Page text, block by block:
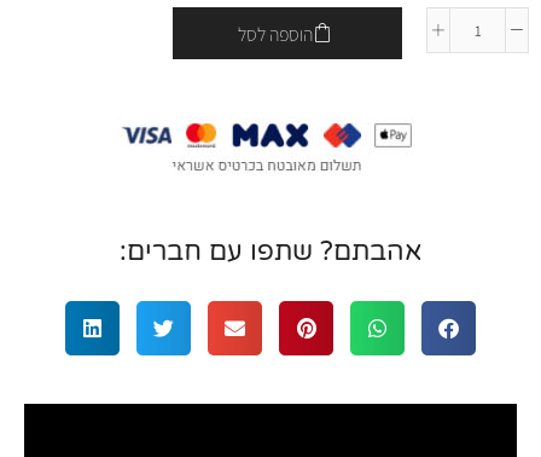
הוספה לסל
אהבתם? שתפו עם חברים: